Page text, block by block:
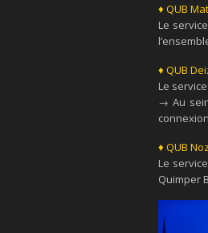
♦ QUB Mat
Le
♦ QUB
Le
→ Au
♦ QUB Noz
Le
Quimper